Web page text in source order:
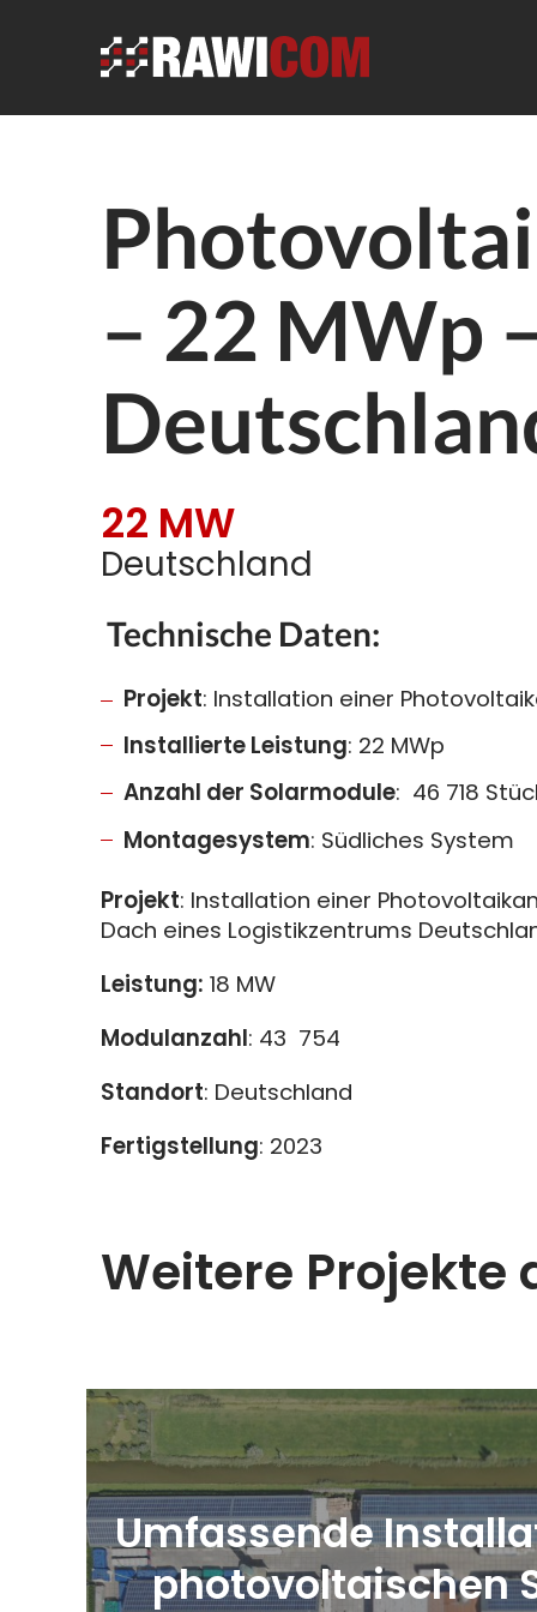
– 22 MWp
22 MW
Deutschland
Technische Daten:
Projekt: Installation einer
Installierte Leistung: 22 MWp
Anzahl der Solarmodule: 46 718
Montagesystem: Südliches System
Projekt: Installation einer
Dach eines Logistikzentrums
Leistung: 18 MW
Modulanzahl: 43 754
Standort: Deutschland
Fertigstellung: 2023
Weitere Projekte
Umfassende
photovoltaischen